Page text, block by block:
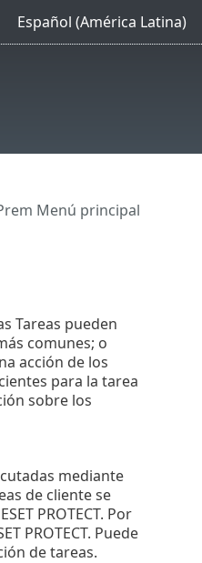
Español (América Latina)
Menú principal
Tareas pueden
comunes; o
acción de los
para la tarea
sobre los
mediante
de cliente se
PROTECT. Por
PROTECT. Puede
de tareas.